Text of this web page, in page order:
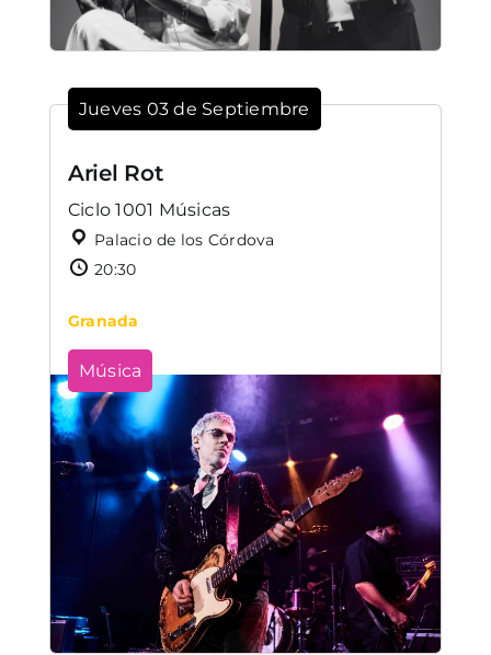
Jueves 03 de Septiembre
Ariel Rot
Ciclo 1001 Músicas
Palacio de los Córdova
20:30
Granada
Música